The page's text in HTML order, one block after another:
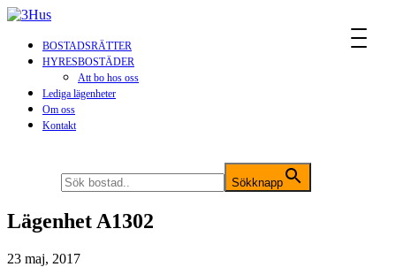
BOSTADSRÄTTER
HYRESBOSTÄDER
Att bo hos oss
Lediga lägenheter
Om oss
Kontakt
Sökknapp
Lägenhet A1302
23 maj, 2017